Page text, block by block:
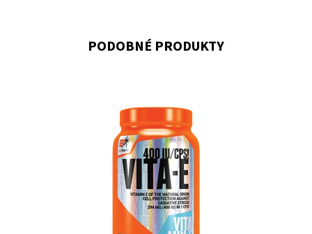
PODOBNÉ PRODUKTY
Produkt Vita-E 400 IU obsahuje přírodní vitamín E (400 IU =
294 mg v jedné kapsli). U sportovců, a obzvláště silových